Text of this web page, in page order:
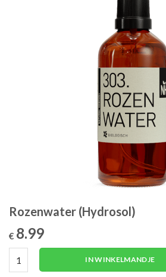
Rozenwater (Hydrosol)
€ 8.99
IN WINKELMANDJE